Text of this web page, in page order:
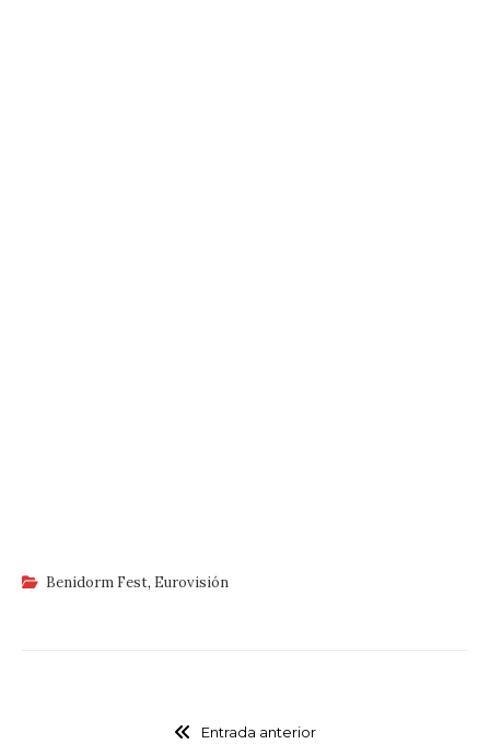
Benidorm Fest, Eurovisión
Entrada anterior